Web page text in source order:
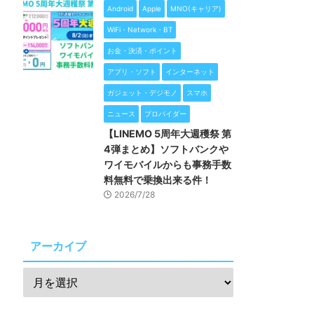
Android Apple MNO(キャリア)
WiFi・Network・BT
お金・決済・ポイント
アプリ・ソフト インターネット
ガジェット・デジモノ スマホ
ニュース プロバイダー
【LINEMO 5周年大週穫祭 第
4弾まとめ】ソフトバンクや
ワイモバイルからも事務手数
料無料で乗換出来る件！
2026/7/28
アーカイブ